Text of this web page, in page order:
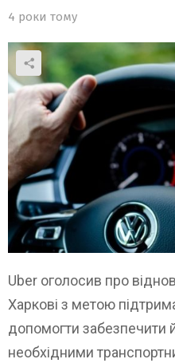
4 роки тому
Uber оголосив про
Харкові з метою
допомогти забезпечити
необхідними